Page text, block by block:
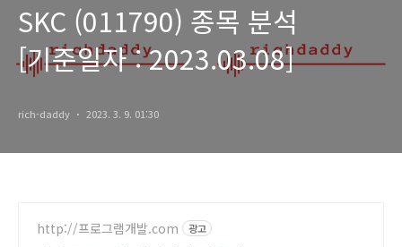
SKC (011790) 종목 분석
[기준일자 : 2023.03.08]
rich-daddy 2023. 3. 9. 01:30
http://프로그램개발.com 광고